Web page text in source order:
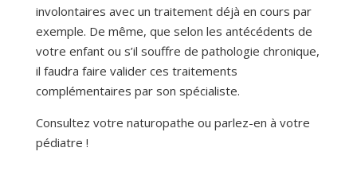
involontaires avec un traitement déjà en cours par
exemple. De même, que selon les antécédents de
votre enfant ou s’il souffre de pathologie chronique,
il faudra faire valider ces traitements
complémentaires par son spécialiste.
Consultez votre naturopathe ou parlez-en à votre
pédiatre !